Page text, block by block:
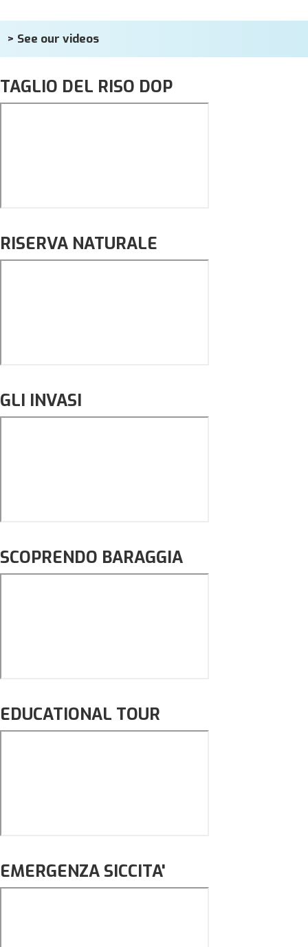
> See our videos
TAGLIO DEL RISO DOP
RISERVA NATURALE
GLI INVASI
SCOPRENDO BARAGGIA
EDUCATIONAL TOUR
EMERGENZA SICCITA'